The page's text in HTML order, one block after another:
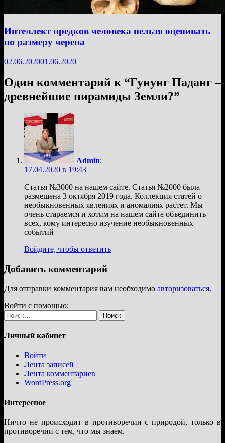
Интеллект предков человека нельзя оценивать
по размеру черепа
02.06.202001.06.2020
Один комментарий к “Гунунг Паданг –
древнейшие пирамиды Земли?”
Admin:
17.04.2020 в 19:43
Статья №3000 на нашем сайте. Статья №2000 была
размещена 3 октября 2019 года. Коллекция статей о
необыкновенных явлениях и аномалиях растет. Мы
очень стараемся и хотим на нашем сайте объединить
всех, кому интересно изучение необыкновенных
событий
Войдите, чтобы ответить
Добавить комментарий
Для отправки комментария вам необходимо авторизоваться.
Войти с помощью:
Найти:
Личный кабинет
Войти
Лента записей
Лента комментариев
WordPress.org
Интересное
Ничто не происходит в противоречии с природой, только в
противоречии с тем, что мы знаем.